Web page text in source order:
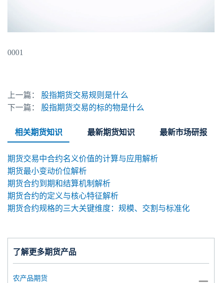
了解更多期货产品
农产品期货
0001
上一篇：
股指期货交易规则是什么
下一篇：
股指期货交易的标的物是什么
相关期货知识 最新期货知识 最新市场研报
期货交易中合约名义价值的计算与应用解析
期货最小变动价位解析
期货合约到期和结算机制解析
期货合约的定义与核心特征解析
期货合约规格的三大关键维度：规模、交割与标准化